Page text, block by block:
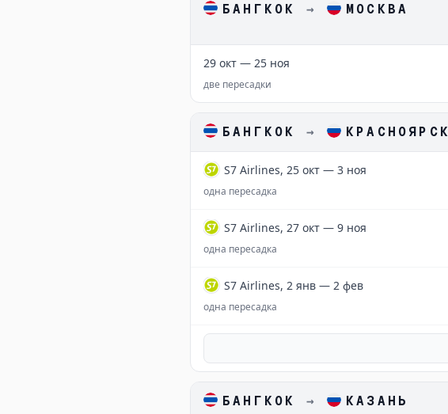
БАНГКОК → МОСКВА
29 окт — 25 ноя
две пересадки
БАНГКОК → КРАСНОЯРСК
S7 Airlines, 25 окт — 3 ноя
одна пересадка
S7 Airlines, 27 окт — 9 ноя
одна пересадка
S7 Airlines, 2 янв — 2 фев
одна пересадка
БАНГКОК → КАЗАНЬ